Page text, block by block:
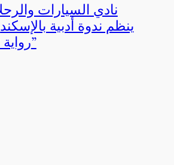
نادي السيارات
ينظم ندوة أدبية
رواية “أنا بنت مين”